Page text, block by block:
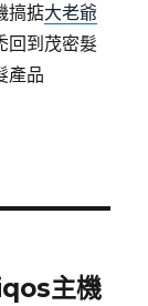
搞掂大老爺
回到茂密髮
產品
主機